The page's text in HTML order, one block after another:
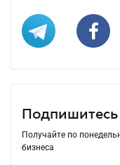
Подпишитесь
Получайте по
бизнеса